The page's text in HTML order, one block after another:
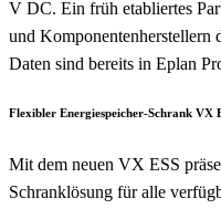
V DC. Ein früh etabliertes
und Komponentenherstellern
Daten sind bereits in Eplan
Flexibler Energiespeicher-Schrank VX
Mit dem neuen VX ESS
Schranklösung für alle